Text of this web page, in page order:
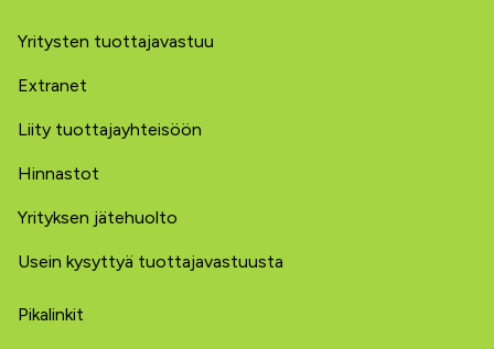
Yritysten tuottajavastuu
Extranet
Liity tuottajayhteisöön
Hinnastot
Yrityksen jätehuolto
Usein kysyttyä tuottajavastuusta
Pikalinkit